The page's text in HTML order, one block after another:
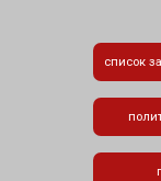
список